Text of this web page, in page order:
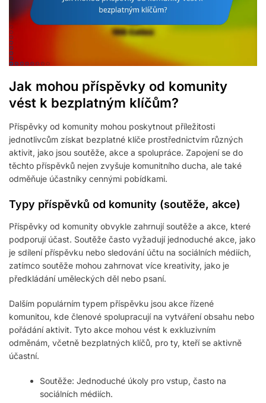
Jak mohou příspěvky od komunity
vést k bezplatným klíčům?
Příspěvky od komunity mohou poskytnout příležitosti
jednotlivcům získat bezplatné klíče prostřednictvím různých
aktivit, jako jsou soutěže, akce a spolupráce. Zapojení se do
těchto příspěvků nejen zvyšuje komunitního ducha, ale také
odměňuje účastníky cennými pobídkami.
Typy příspěvků od komunity (soutěže, akce)
Příspěvky od komunity obvykle zahrnují soutěže a akce, které
podporují účast. Soutěže často vyžadují jednoduché akce, jako
je sdílení příspěvku nebo sledování účtu na sociálních médiích,
zatímco soutěže mohou zahrnovat více kreativity, jako je
předkládání uměleckých děl nebo psaní.
Dalším populárním typem příspěvku jsou akce řízené
komunitou, kde členové spolupracují na vytváření obsahu nebo
pořádání aktivit. Tyto akce mohou vést k exkluzivním
odměnám, včetně bezplatných klíčů, pro ty, kteří se aktivně
účastní.
Soutěže: Jednoduché úkoly pro vstup, často na
sociálních médiích.